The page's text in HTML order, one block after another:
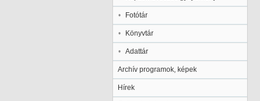
Fotótár
Könyvtár
Adattár
Archív programok, képek
Hírek